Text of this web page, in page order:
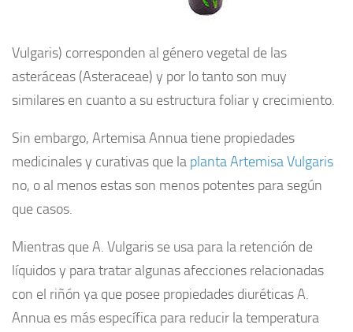
Vulgaris) corresponden al género vegetal de las
asteráceas (Asteraceae) y por lo tanto son muy
similares en cuanto a su estructura foliar y crecimiento.
Sin embargo, Artemisa Annua tiene propiedades
medicinales y curativas que la planta Artemisa Vulgaris
no, o al menos estas son menos potentes para según
que casos.
Mientras que A. Vulgaris se usa para la retención de
líquidos y para tratar algunas afecciones relacionadas
con el riñón ya que posee propiedades diuréticas A.
Annua es más específica para reducir la temperatura